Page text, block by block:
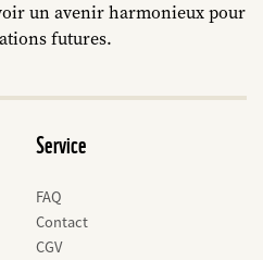
un avenir harmonieux pour
futures.
Service
FAQ
Contact
CGV